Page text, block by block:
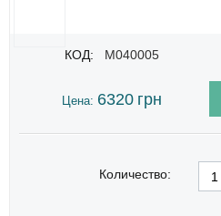
КОД: M040005
Цена: 6320 грн
Количество: